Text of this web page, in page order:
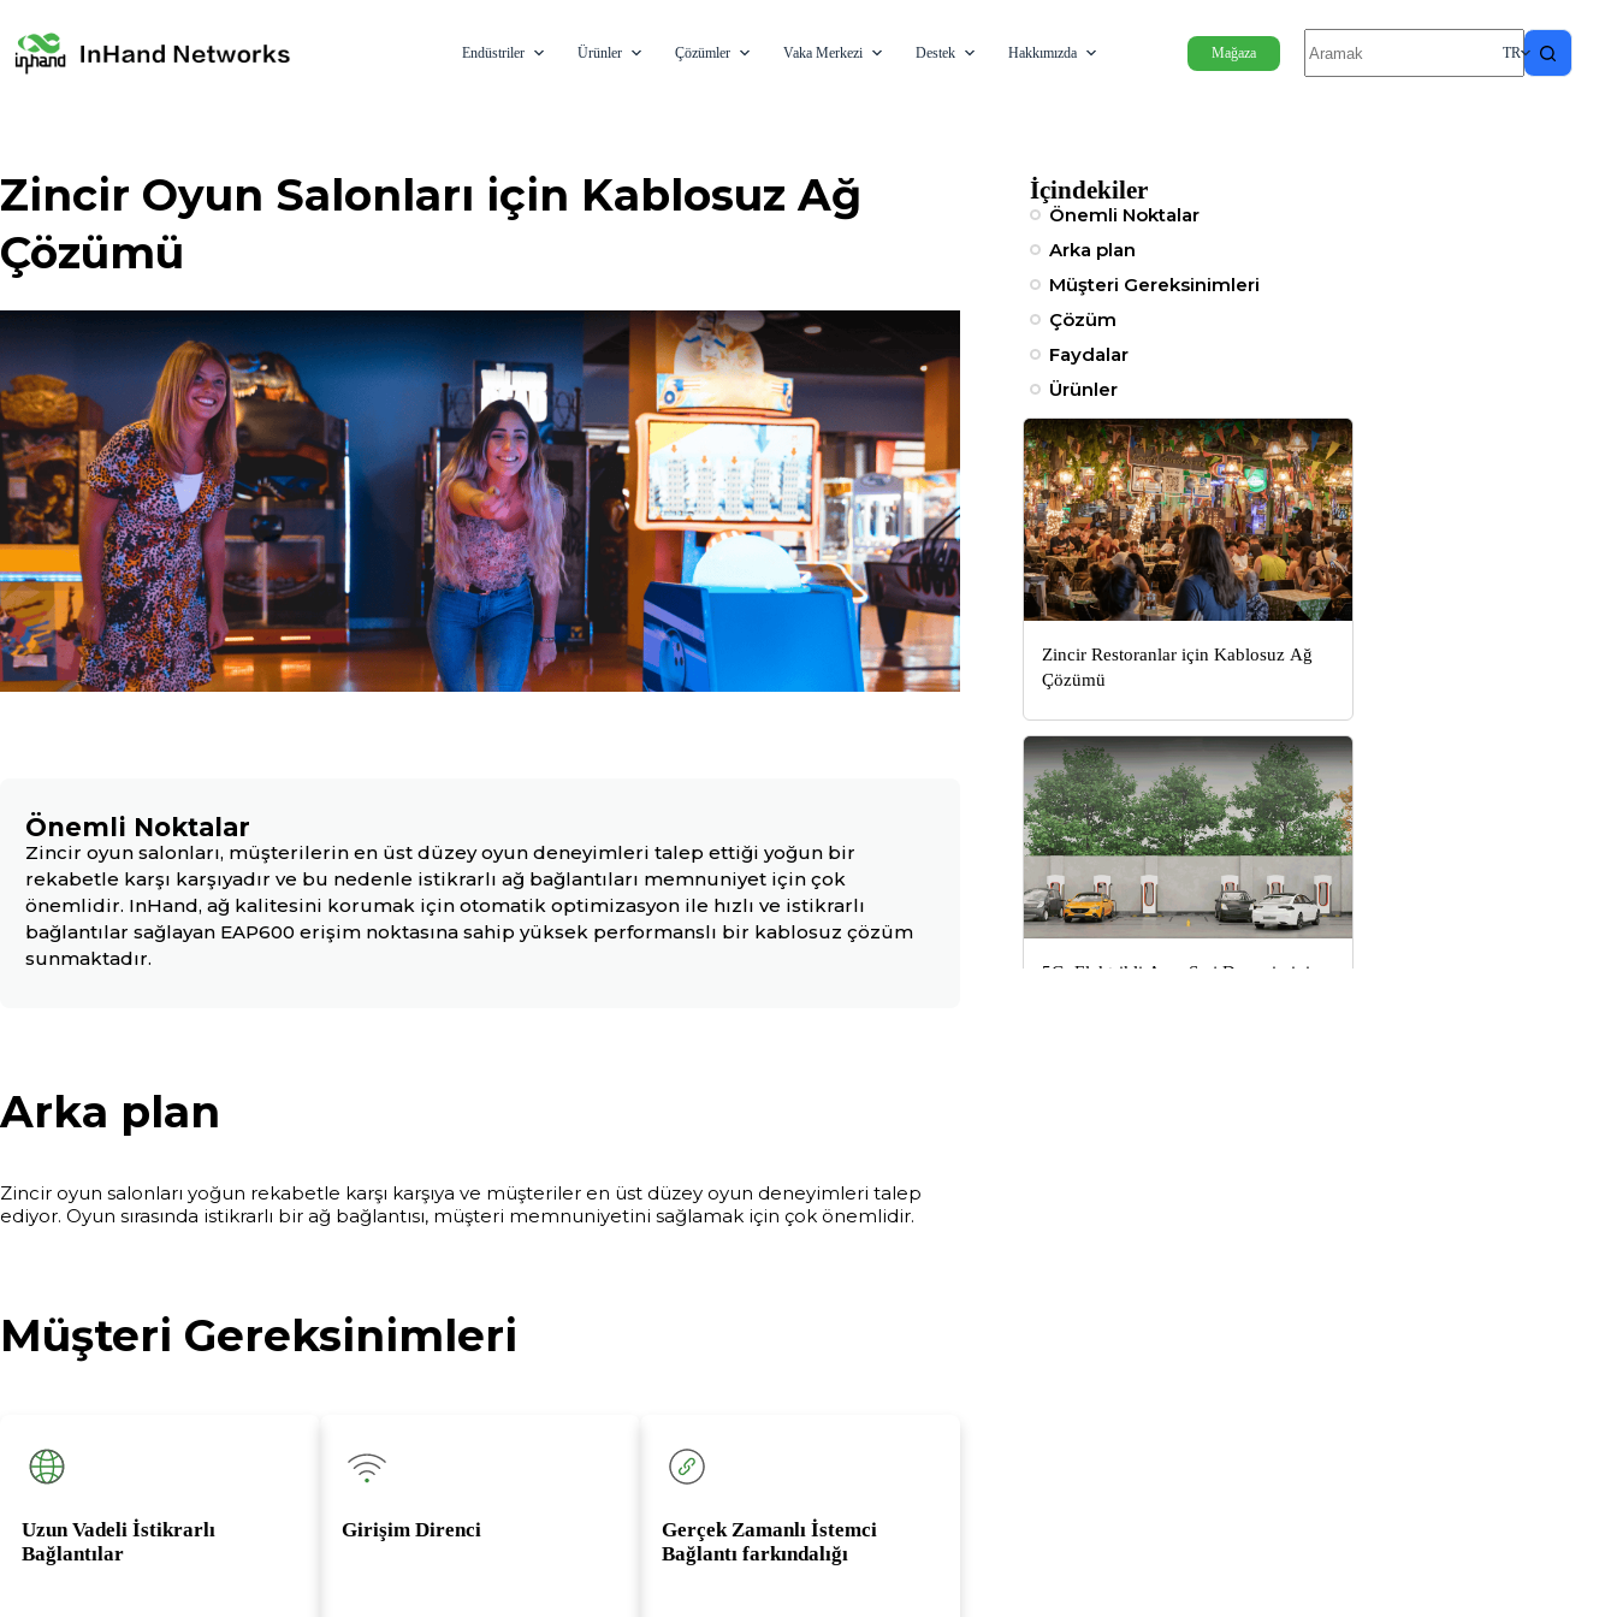
Endüstriler Ürünler Çözümler Vaka Merkezi Destek Hakkımızda Mağaza TR
Zincir Oyun Salonları için Kablosuz Ağ
Çözümü
Önemli Noktalar
Zincir oyun salonları, müşterilerin en üst düzey oyun deneyimleri talep ettiği yoğun bir
rekabetle karşı karşıyadır ve bu nedenle istikrarlı ağ bağlantıları memnuniyet için çok
önemlidir. InHand, ağ kalitesini korumak için otomatik optimizasyon ile hızlı ve istikrarlı
bağlantılar sağlayan EAP600 erişim noktasına sahip yüksek performanslı bir kablosuz çözüm
sunmaktadır.
Arka plan
Zincir oyun salonları yoğun rekabetle karşı karşıya ve müşteriler en üst düzey oyun deneyimleri talep
ediyor. Oyun sırasında istikrarlı bir ağ bağlantısı, müşteri memnuniyetini sağlamak için çok önemlidir.
Müşteri Gereksinimleri
Uzun Vadeli İstikrarlı
Bağlantılar
Girişim Direnci
Gerçek Zamanlı İstemci
Bağlantı farkındalığı
İçindekiler
Önemli Noktalar
Arka plan
Müşteri Gereksinimleri
Çözüm
Faydalar
Ürünler
Zincir Restoranlar için Kablosuz Ağ
Çözümü
5G, Elektrikli Araç Şarj Deneyimini